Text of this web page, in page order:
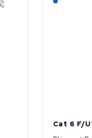
Cat 6 F/